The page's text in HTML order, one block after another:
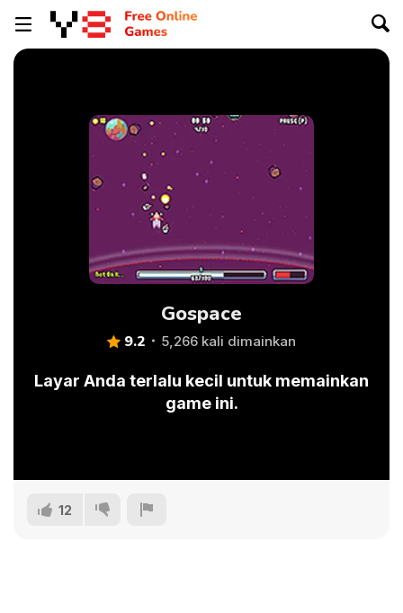
Gospace
9.2 5,266 kali dimainkan
Layar Anda terlalu kecil untuk memainkan
game ini.
12